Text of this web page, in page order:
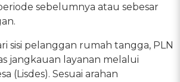
sebelumnya atau sebesar
sisi pelanggan rumah tangga, PLN
jangkauan layanan melalui
(Lisdes). Sesuai arahan